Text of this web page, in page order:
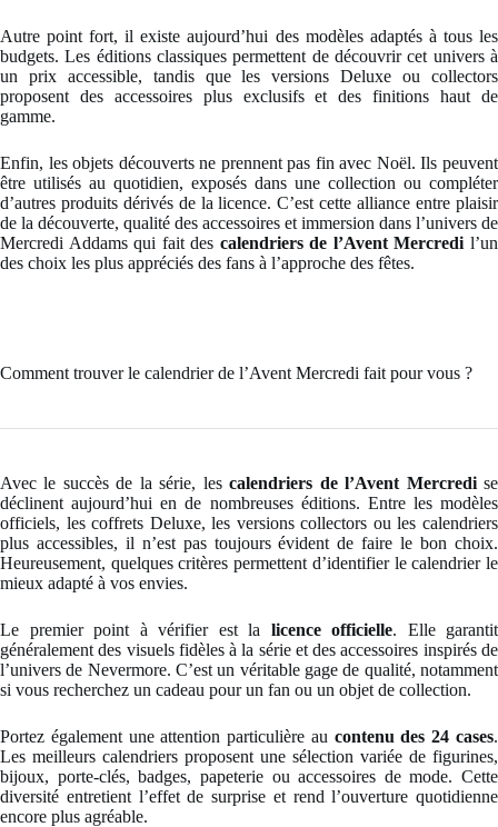
Autre point fort, il existe aujourd’hui des modèles adaptés à tous les
budgets. Les éditions classiques permettent de découvrir cet univers à
un prix accessible, tandis que les versions Deluxe ou collectors
proposent des accessoires plus exclusifs et des finitions haut de
gamme.
Enfin, les objets découverts ne prennent pas fin avec Noël. Ils peuvent
être utilisés au quotidien, exposés dans une collection ou compléter
d’autres produits dérivés de la licence. C’est cette alliance entre plaisir
de la découverte, qualité des accessoires et immersion dans l’univers de
Mercredi Addams qui fait des calendriers de l’Avent Mercredi l’un
des choix les plus appréciés des fans à l’approche des fêtes.
Comment trouver le calendrier de l’Avent Mercredi fait pour vous ?
Avec le succès de la série, lescalendriers de l’Avent Mercredise
déclinent aujourd’hui en de nombreuses éditions. Entre les modèles
officiels, les coffrets Deluxe, les versions collectors ou les calendriers
plus accessibles, il n’est pas toujours évident de faire le bon choix.
Heureusement, quelques critères permettent d’identifier le calendrier le
mieux adapté à vos envies.
Le premier point à vérifier est la licence officielle. Elle garantit
généralement des visuels fidèles à la série et des accessoires inspirés de
l’univers de Nevermore. C’est un véritable gage de qualité, notamment
si vous recherchez un cadeau pour un fan ou un objet de collection.
Portez également une attention particulière au contenu des 24 cases.
Les meilleurs calendriers proposent une sélection variée de figurines,
bijoux, porte-clés, badges, papeterie ou accessoires de mode. Cette
diversité entretient l’effet de surprise et rend l’ouverture quotidienne
encore plus agréable.